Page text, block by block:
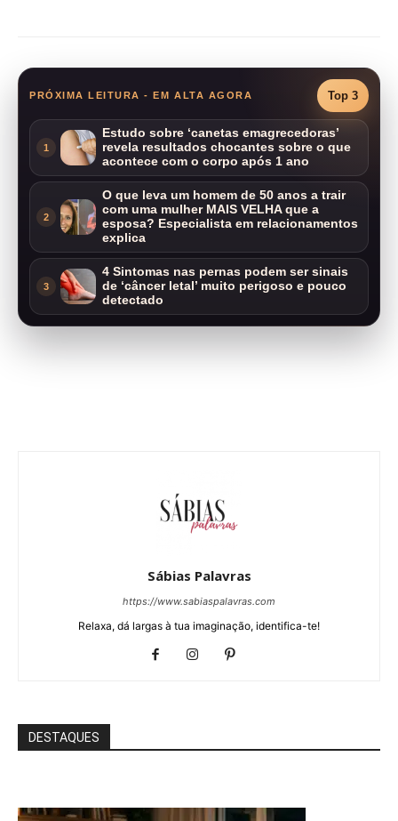
PRÓXIMA LEITURA - EM ALTA AGORA Top 3
1
Estudo sobre ‘canetas emagrecedoras’
revela resultados chocantes sobre o que
acontece com o corpo após 1 ano
2
O que leva um homem de 50 anos a trair
com uma mulher MAIS VELHA que a
esposa? Especialista em relacionamentos
explica
3
4 Sintomas nas pernas podem ser sinais
de ‘câncer letal’ muito perigoso e pouco
detectado
Sábias Palavras
https://www.sabiaspalavras.com
Relaxa, dá largas à tua imaginação, identifica-te!
DESTAQUES